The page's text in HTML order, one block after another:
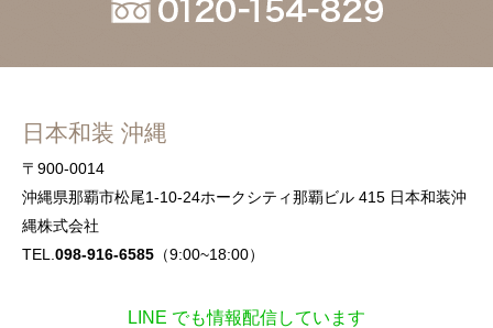
日本和装 沖縄
〒900-0014
沖縄県那覇市松尾1-10-24ホークシティ那覇ビル 415 日本和装沖
縄株式会社
TEL. 098-916-6585 （9:00~18:00）
LINE でも情報配信しています